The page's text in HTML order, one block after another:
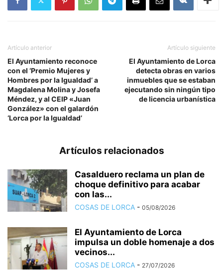
Artículo anterior
El Ayuntamiento reconoce
con el ‘Premio Mujeres y
Hombres por la Igualdad’ a
Magdalena Molina y Josefa
Méndez, y al CEIP «Juan
González» con el galardón
‘Lorca por la Igualdad’
Artículo siguiente
El Ayuntamiento de Lorca
detecta obras en varios
inmuebles que se estaban
ejecutando sin ningún tipo
de licencia urbanística
Artículos relacionados
Casalduero reclama un plan de
choque definitivo para acabar
con las...
COSAS DE LORCA - 05/08/2026
El Ayuntamiento de Lorca
impulsa un doble homenaje a dos
vecinos...
COSAS DE LORCA - 27/07/2026